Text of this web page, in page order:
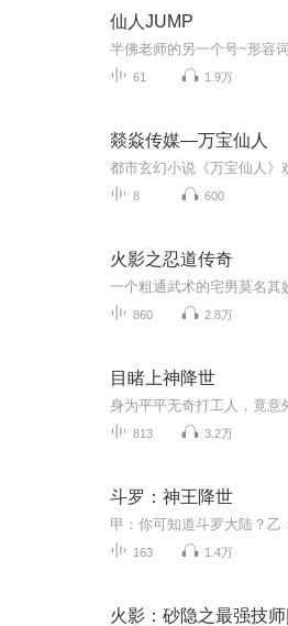
仙人JUMP
61 1.9万
燚焱传媒—万宝仙人
8 600
火影之忍道传奇
860 2.8万
目睹上神降世
813 3.2万
斗罗：神王降世
163 1.4万
火影：砂隐之最强技